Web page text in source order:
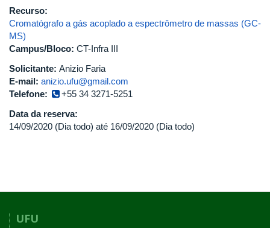
Recurso:
Cromatógrafo a gás acoplado a espectrômetro de massas (GC-
MS)
Campus/Bloco: CT-Infra III
Solicitante: Anizio Faria
E-mail: anizio.ufu@gmail.com
Telefone:
+55 34 3271-5251
Data da reserva:
14/09/2020 (Dia todo) até 16/09/2020 (Dia todo)
UFU